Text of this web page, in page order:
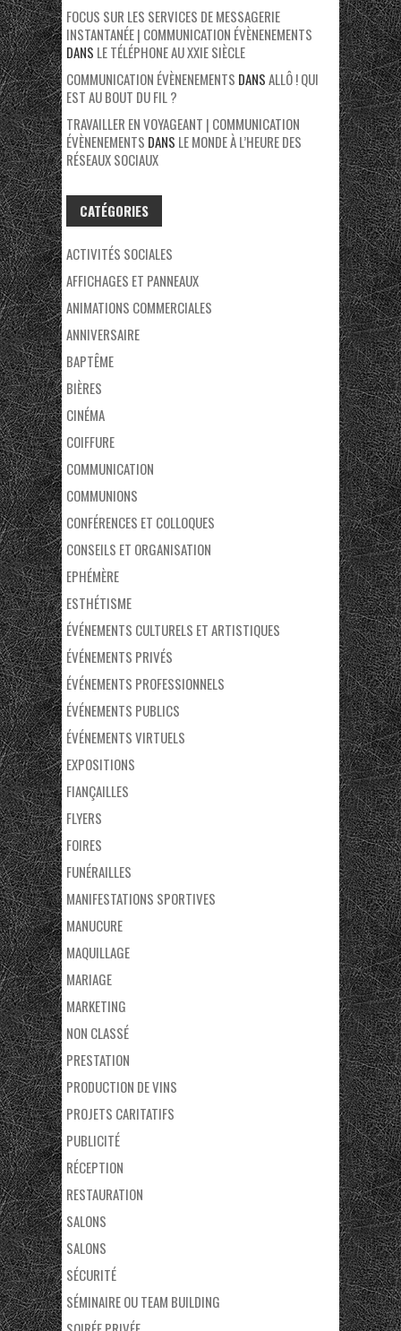
FOCUS SUR LES SERVICES DE MESSAGERIE
INSTANTANÉE | COMMUNICATION ÉVÈNENEMENTS
DANS LE TÉLÉPHONE AU XXIE SIÈCLE
COMMUNICATION ÉVÈNENEMENTS DANSALLÔ ! QUI
EST AU BOUT DU FIL ?
TRAVAILLER EN VOYAGEANT | COMMUNICATION
ÉVÈNENEMENTS DANS LE MONDE À L’HEURE DES
RÉSEAUX SOCIAUX
CATÉGORIES
ACTIVITÉS SOCIALES
AFFICHAGES ET PANNEAUX
ANIMATIONS COMMERCIALES
ANNIVERSAIRE
BAPTÊME
BIÈRES
CINÉMA
COIFFURE
COMMUNICATION
COMMUNIONS
CONFÉRENCES ET COLLOQUES
CONSEILS ET ORGANISATION
EPHÉMÈRE
ESTHÉTISME
ÉVÉNEMENTS CULTURELS ET ARTISTIQUES
ÉVÉNEMENTS PRIVÉS
ÉVÉNEMENTS PROFESSIONNELS
ÉVÉNEMENTS PUBLICS
ÉVÉNEMENTS VIRTUELS
EXPOSITIONS
FIANÇAILLES
FLYERS
FOIRES
FUNÉRAILLES
MANIFESTATIONS SPORTIVES
MANUCURE
MAQUILLAGE
MARIAGE
MARKETING
NON CLASSÉ
PRESTATION
PRODUCTION DE VINS
PROJETS CARITATIFS
PUBLICITÉ
RÉCEPTION
RESTAURATION
SALONS
SALONS
SÉCURITÉ
SÉMINAIRE OU TEAM BUILDING